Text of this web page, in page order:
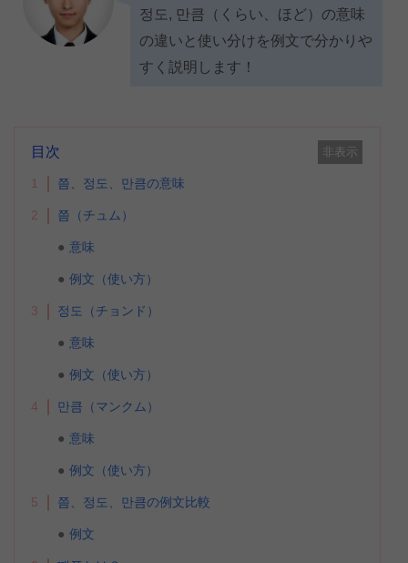
정도, 만큼（くらい、ほど）の意味
の違いと使い分けを例文で分かりや
すく説明します！
目次 非表示
1 쯤、정도、만큼の意味
2 쯤（チュム）
意味
例文（使い方）
3 정도（チョンド）
意味
例文（使い方）
4 만큼（マンクム）
意味
例文（使い方）
5 쯤、정도、만큼の例文比較
例文